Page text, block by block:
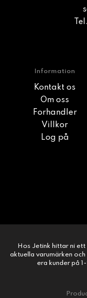
Information
Kontakt os
Om oss
Forhandler
Villkor
Log på
Hos Jetink hittar ni
aktuella varumärken
era kunder på